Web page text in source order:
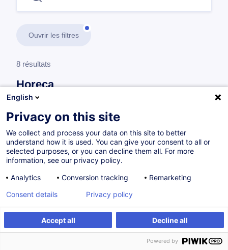
Ouvrir les filtres
8 résultats
Horeca
Consultez toute l'offreHoreca ici.
Formations spécifiques en relation avec la gastronomie
Introduction à l'œnologie
FR
English
Privacy on this site
We collect and process your data on this site to better
understand how it is used. You can give your consent to all or
selected purposes, or you can decline them all. For more
information, see our privacy policy.
Analytics
Conversion tracking Remarketing
Accept all Decline all
Consent details Privacy policy
Powered by